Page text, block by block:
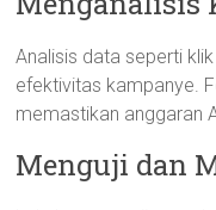
Analisis data seperti
efektivitas kampanye.
memastikan anggaran
Menguji dan